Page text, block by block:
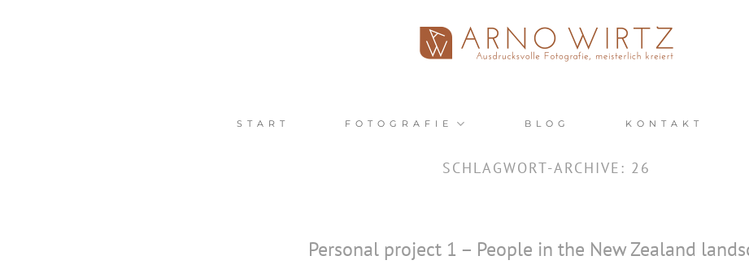
START FOTOGRAFIE BLOG KONTAKT
SCHLAGWORT-ARCHIVE: 26
Personal project 1 – People in the New Zealand